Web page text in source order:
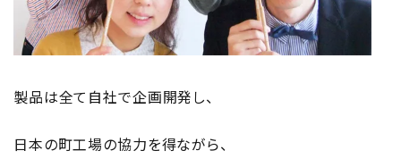
製品は全て自社で企画開発し、
日本の町工場の協力を得ながら、